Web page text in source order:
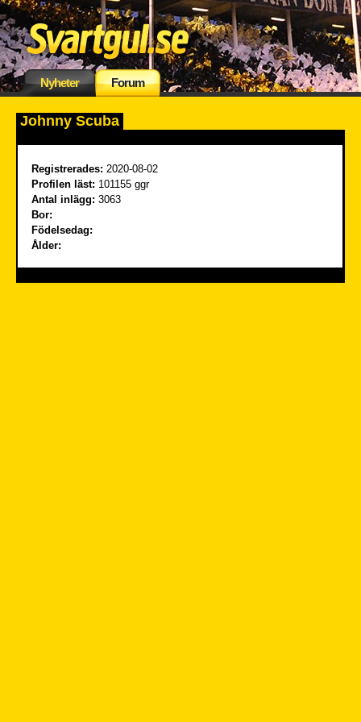
Nyheter Forum
Johnny Scuba
Registrerades: 2020-08-02
Profilen läst: 101155 ggr
Antal inlägg: 3063
Bor:
Födelsedag:
Ålder: